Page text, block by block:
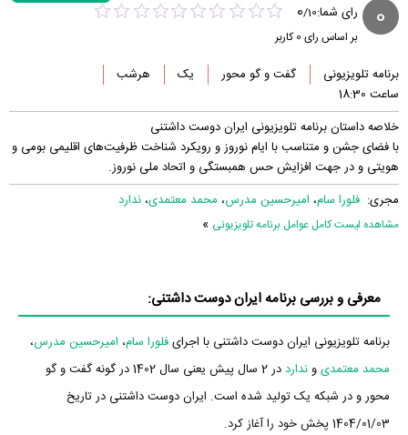
0 رای شما: 0/10
بر اساس رای 0کاربر
برنامه تلویزیونی گفت و گو محور یک
هرشب
ساعت 18:30
خلاصه داستان برنامه تلویزیونی ایران دوست داشتنی
با فضای جشن و متناسب با ایام نوروز و رویکرد شناخت ظرفیت‌های اقلیمی بومی و
هویتی و در جهت افزایش حس همبستگی و اتحاد ملی نوروز.
مجری: فلورا سام، امیرحسین مدرس، محمد معتمدی، ندارد
مشاهده لیست کامل عوامل برنامه تلویزیونی »
معرفی و بررسی برنامه ایران دوست داشتنی:
برنامه تلویزیونی ایران دوست داشتنی با اجرایفلورا سام، امیرحسین مدرس،
محمد معتمدیوندارد
در 2 سال پیش یعنی سال 1402 در گونه گفت و گو
محور و در شبکه یک تولید شده است. ایران دوست داشتنی در تاریخ
1404/01/03 پخش خود را آغاز کرد.